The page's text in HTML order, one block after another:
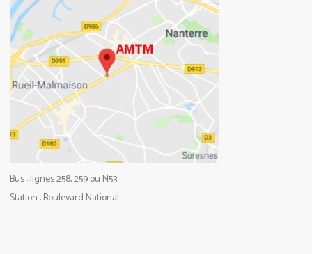
Bus : lignes 258, 259 ou N53.
Station : Boulevard National